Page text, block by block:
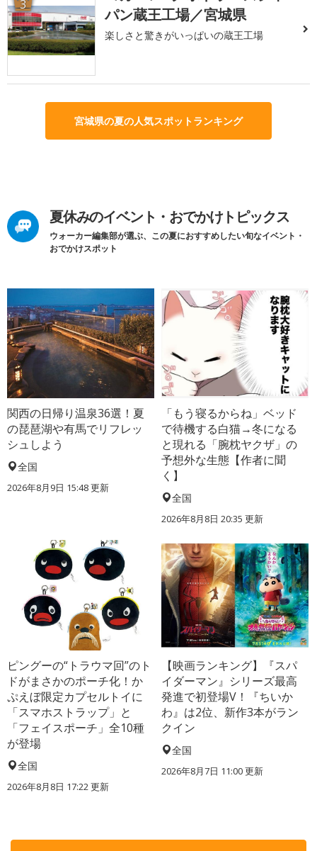
3
パン蔵王工場／宮城県
楽しさと驚きがいっぱいの蔵王工場
宮城県の夏の人気スポットランキング
夏休みのイベント・おでかけトピックス
ウォーカー編集部が選ぶ、この夏におすすめしたい旬なイベント・
おでかけスポット
関西の日帰り温泉36選！夏
の琵琶湖や有馬でリフレッ
シュしよう
全国
2026年8月9日 15:48更新
「もう寝るからね」ベッド
で待機する白猫→冬になる
と現れる「腕枕ヤクザ」の
予想外な生態【作者に聞
く】
全国
2026年8月8日 20:35 更新
ピングーの“トラウマ回”のト
ドがまさかのポーチ化！か
ぷえぼ限定カプセルトイに
「スマホストラップ」と
「フェイスポーチ」全10種
が登場
全国
2026年8月8日 17:22更新
【映画ランキング】『スパ
イダーマン』シリーズ最高
発進で初登場V！『ちいか
わ』は2位、新作3本がラン
クイン
全国
2026年8月7日 11:00更新